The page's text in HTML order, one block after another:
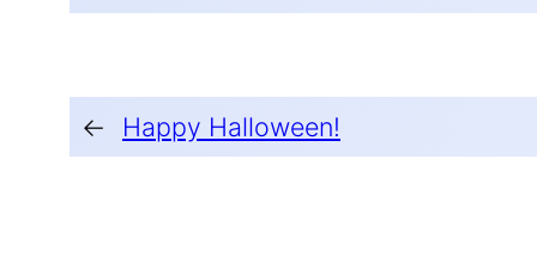
← Happy Halloween!